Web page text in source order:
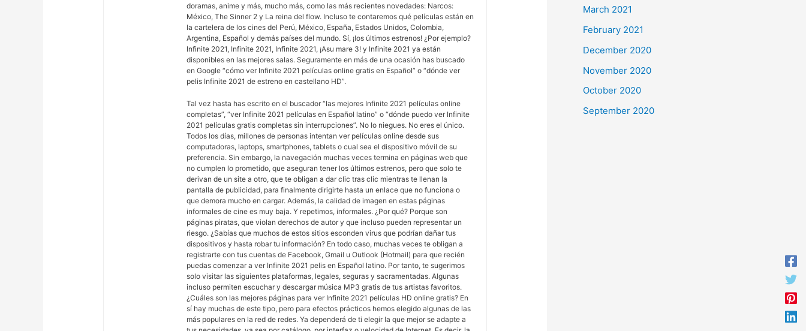
doramas, anime y más, mucho más, como las más recientes novedades: Narcos:
México, The Sinner 2 y La reina del flow. Incluso te contaremos qué películas están en
la cartelera de los cines del Perú, México, España, Estados Unidos, Colombia,
Argentina, Español y demás países del mundo. Sí, ¡los últimos estrenos! ¿Por ejemplo?
Infinite 2021, Infinite 2021, Infinite 2021, ¡Asu mare 3! y Infinite 2021 ya están
disponibles en las mejores salas. Seguramente en más de una ocasión has buscado
en Google “cómo ver Infinite 2021 películas online gratis en Español” o “dónde ver
pelis Infinite 2021 de estreno en castellano HD”.
Tal vez hasta has escrito en el buscador “las mejores Infinite 2021 películas online
completas”, “ver Infinite 2021 películas en Español latino” o “dónde puedo ver Infinite
2021 películas gratis completas sin interrupciones”. No lo niegues. No eres el único.
Todos los días, millones de personas intentan ver películas online desde sus
computadoras, laptops, smartphones, tablets o cual sea el dispositivo móvil de su
preferencia. Sin embargo, la navegación muchas veces termina en páginas web que
no cumplen lo prometido, que aseguran tener los últimos estrenos, pero que solo te
derivan de un site a otro, que te obligan a dar clic tras clic mientras te llenan la
pantalla de publicidad, para finalmente dirigirte hasta un enlace que no funciona o
que demora mucho en cargar. Además, la calidad de imagen en estas páginas
informales de cine es muy baja. Y repetimos, informales. ¿Por qué? Porque son
páginas piratas, que violan derechos de autor y que incluso pueden representar un
riesgo. ¿Sabías que muchos de estos sitios esconden virus que podrían dañar tus
dispositivos y hasta robar tu información? En todo caso, muchas veces te obligan a
registrarte con tus cuentas de Facebook, Gmail u Outlook (Hotmail) para que recién
puedas comenzar a ver Infinite 2021 pelis en Español latino. Por tanto, te sugerimos
solo visitar las siguientes plataformas, legales, seguras y sacramentadas. Algunas
incluso permiten escuchar y descargar música MP3 gratis de tus artistas favoritos.
¿Cuáles son las mejores páginas para ver Infinite 2021 películas HD online gratis? En
sí hay muchas de este tipo, pero para efectos prácticos hemos elegido algunas de las
más populares en la red de redes. Ya dependerá de ti elegir la que mejor se adapte a
March 2021
February 2021
December 2020
November 2020
October 2020
September 2020